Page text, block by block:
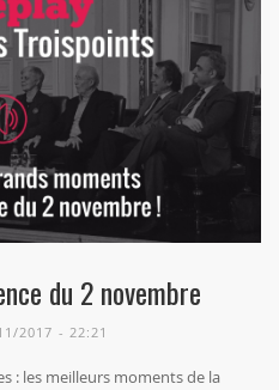
du 2 novembre
2017 - 22:21
: les meilleurs moments de la